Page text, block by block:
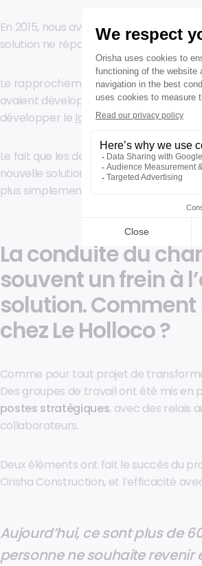
En 2015, nous avions été approchés
solution ne répondait pas à nos
Le rapprochement avec Orisha
avaient développé Winn’Mat
développer le logiciel Open Pro.
Le fait que les deux produits soient
nouvelle solution répondrait à nos
plus simplement dans la mesure où le
La conduite du
souvent un frein à
solution. Comment
chez Le Holloco ?
Comme pour tout projet de
Des groupes de travail ont été mis en
postes stratégiques, avec des relais
collaborateurs.
Deux éléments ont fait le succès du
Orisha Construction, et l’efficacité
Aujourd’hui, ce sont plus de
personne ne souhaite revenir